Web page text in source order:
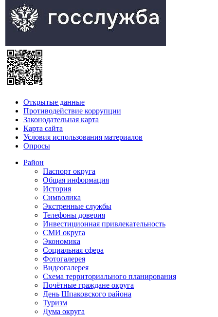
Открытые данные
Противодействие коррупции
Законодательная карта
Карта сайта
Условия использования материалов
Опросы
Район
Паспорт округа
Общая информация
История
Символика
Экстренные службы
Телефоны доверия
Инвестиционная привлекательность
СМИ округа
Экономика
Социальная сфера
Фотогалерея
Видеогалерея
Схема территориального планирования
Почётные граждане округа
День Шпаковского района
Туризм
Дума округа